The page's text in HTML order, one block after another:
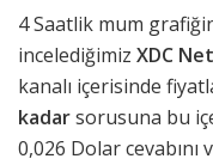
4 Saatlik mum
incelediğimiz XDC
kanalı içerisinde
kadarsorusuna bu
0,026 Dolar cevabını